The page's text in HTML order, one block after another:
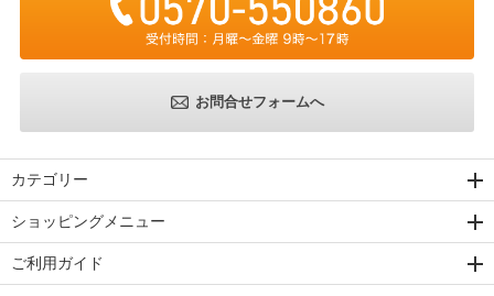
お問合せフォームへ
カテゴリー
ショッピングメニュー
ご利用ガイド